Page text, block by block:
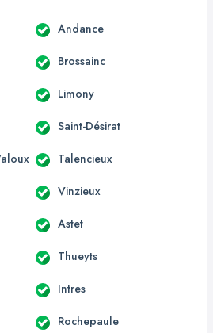
Andance
Brossainc
Limony
Saint-Désirat
Talencieux
Vinzieux
Astet
Thueyts
Intres
Rochepaule